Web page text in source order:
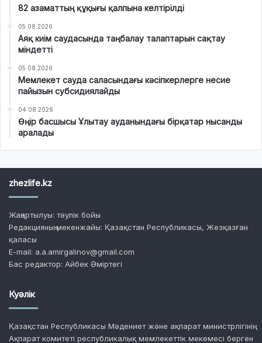
82 азаматтың құқығы қалпына келтірілді
05.08.2026
Аяқ киім саудасында таңбалау талаптарын сақтау
міндетті
05.08.2026
Мемлекет сауда саласындағы кәсіпкерлерге несие
пайызын субсидиялайды
04.08.2026
Өңір басшысы Ұлытау ауданындағы бірқатар нысанды
аралады
zhezlife.kz
Жаңартылуы: тәулік бойы
Редакцияның мекенжайы: Қазақстан Республикасы, Жезқазған
қаласы
E-mail: a.a.amirgalinov@gmail.com
Бас редактор: Айбек Әміртегі
Куәлік
Қазақстан Республикасы Мәдениет және ақпарат министрлігінің
Ақпарат комитеті республикалық мемлекеттік мекемесі берген